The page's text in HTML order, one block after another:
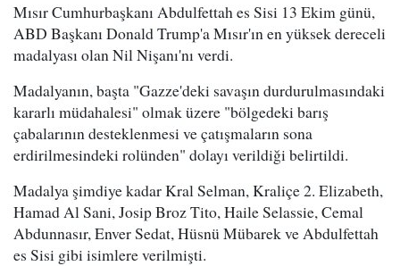
Mısır Cumhurbaşkanı Abdulfettah es Sisi 13 Ekim günü,
ABD Başkanı Donald Trump'a Mısır'ın en yüksek dereceli
madalyası olan Nil Nişanı'nı verdi.
Madalyanın, başta "Gazze'deki savaşın durdurulmasındaki
kararlı müdahalesi" olmak üzere "bölgedeki barış
çabalarının desteklenmesi ve çatışmaların sona
erdirilmesindeki rolünden" dolayı verildiği belirtildi.
Madalya şimdiye kadar Kral Selman, Kraliçe 2. Elizabeth,
Hamad Al Sani, Josip Broz Tito, Haile Selassie, Cemal
Abdunnasır, Enver Sedat, Hüsnü Mübarek ve Abdulfettah
es Sisi gibi isimlere verilmişti.